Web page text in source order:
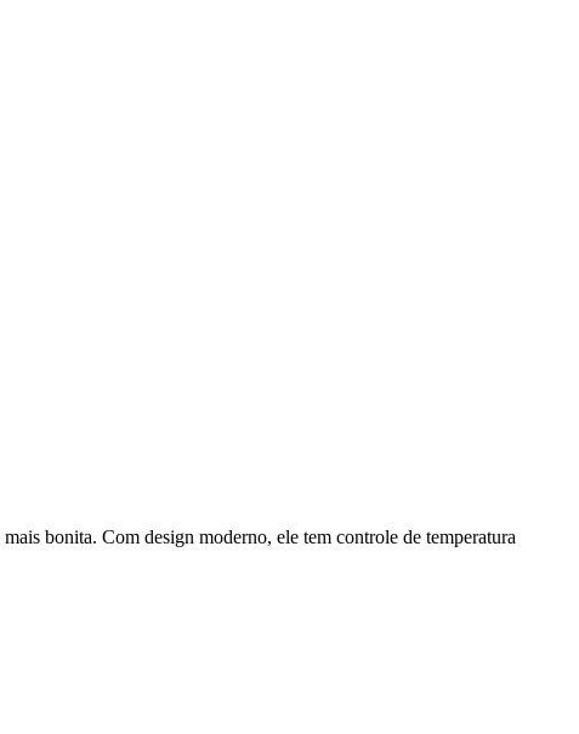
bonita. Com design moderno, ele tem controle de temperatura